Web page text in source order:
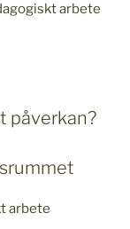
arbete
påverkan?
arbete